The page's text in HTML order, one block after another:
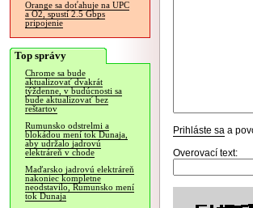
Orange sa doťahuje na UPC
a O2, spustí 2.5 Gbps
pripojenie
Top správy
Chrome sa bude
aktualizovať dvakrát
týždenne, v budúcnosti sa
bude aktualizovať bez
reštartov
Rumunsko odstrelmi a
blokádou mení tok Dunaja,
aby udržalo jadrovú
elektráreň v chode
Maďarsko jadrovú elektráreň
nakoniec kompletne
neodstavilo, Rumunsko mení
tok Dunaja
Prihláste sa a
Overovací text: